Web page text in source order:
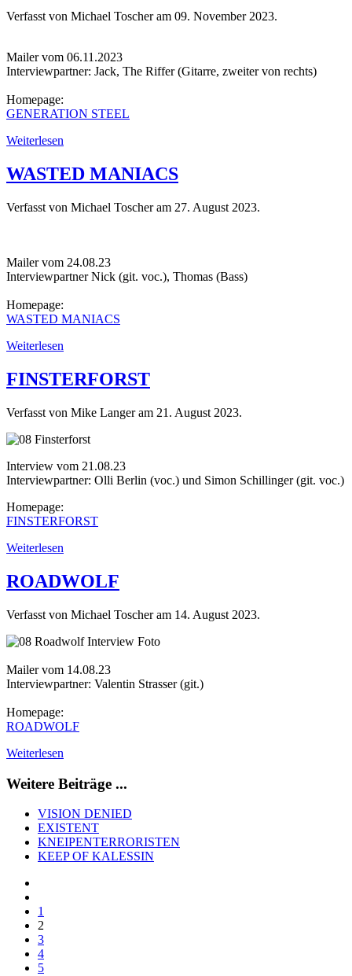
Verfasst von Michael Toscher am 09. November 2023.
Mailer vom 06.11.2023
Interviewpartner: Jack, The Riffer (Gitarre, zweiter von rechts)
Homepage:
GENERATION STEEL
Weiterlesen
WASTED MANIACS
Verfasst von Michael Toscher am 27. August 2023.
Mailer vom 24.08.23
Interviewpartner Nick (git. voc.), Thomas (Bass)
Homepage:
WASTED MANIACS
Weiterlesen
FINSTERFORST
Verfasst von Mike Langer am 21. August 2023.
Interview vom 21.08.23
Interviewpartner: Olli Berlin (voc.) und Simon Schillinger (git. voc.)
Homepage:
FINSTERFORST
Weiterlesen
ROADWOLF
Verfasst von Michael Toscher am 14. August 2023.
Mailer vom 14.08.23
Interviewpartner: Valentin Strasser (git.)
Homepage:
ROADWOLF
Weiterlesen
Weitere Beiträge ...
VISION DENIED
EXISTENT
KNEIPENTERRORISTEN
KEEP OF KALESSIN
1
2
3
4
5